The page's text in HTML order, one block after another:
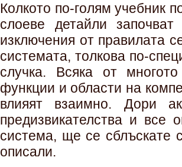
Колкото по-голям учебник
слоеве детайли
изключения от правилата
системата, толкова по-
случка. Всяка от
функции и области на
влияят взаимно. Дори
предизвикателства и все
система, ще се сблъскате
описали.